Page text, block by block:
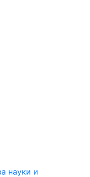
науки и